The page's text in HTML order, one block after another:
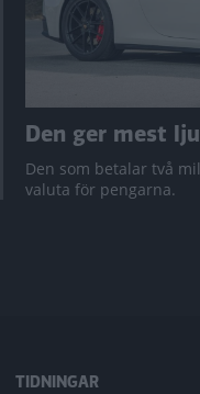
Den ger mest
Den som betalar två
valuta för pengarna.
TIDNINGAR